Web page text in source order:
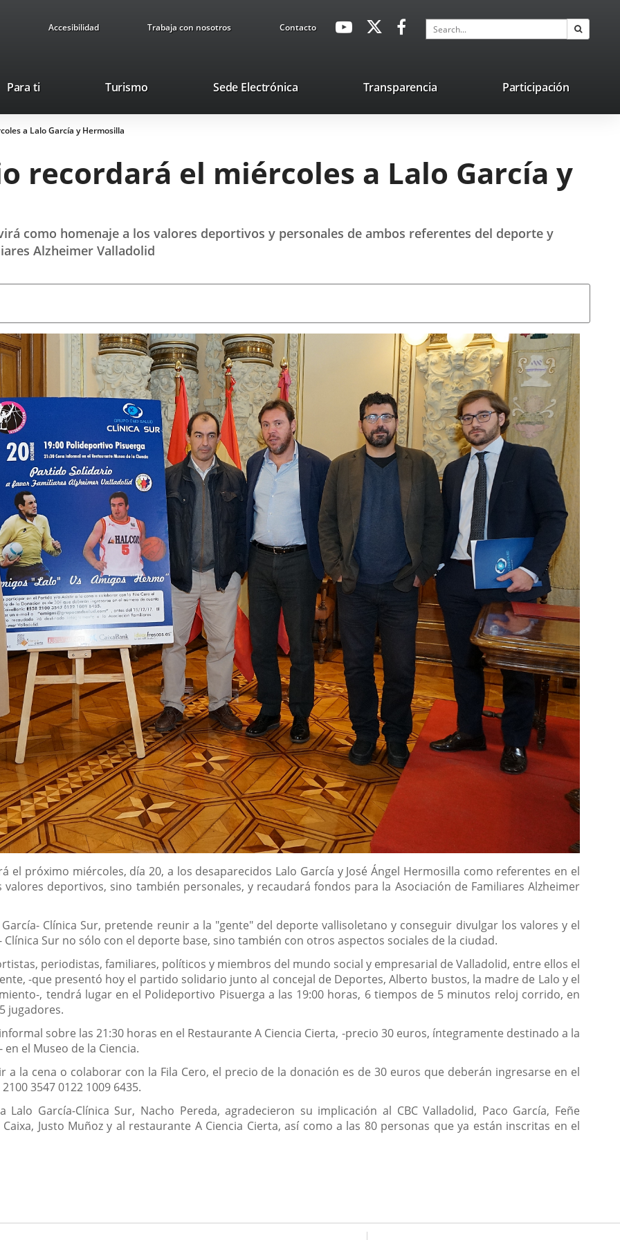
Accesibilidad Trabaja con nosotros ContactoavaHeaderSocial
Link
Link
application.
application.
Search
Para ti TurismoThis
will
pop-
Sede ElectrónicaLink
external
Transparencia Participación
a Lalo García y Hermosilla
recordará el miércoles a Lalo García y
como homenaje a los valores deportivos y personales de ambos referentes del deporte y
Alzheimer Valladolid
el próximo miércoles, día 20, a los desaparecidos Lalo García y José Ángel Hermosilla como referentes en el
deportivos, sino también personales, y recaudará fondos para la Asociación de Familiares Alzheimer
Clínica Sur, pretende reunir a la "gente" del deporte vallisoletano y conseguir divulgar los valores y el
Sur no sólo con el deporte base, sino también con otros aspectos sociales de la ciudad.
periodistas, familiares, políticos y miembros del mundo social y empresarial de Valladolid, entre ellos el
-que presentó hoy el partido solidario junto al concejal de Deportes, Alberto bustos, la madre de Lalo y el
, tendrá lugar en el Polideportivo Pisuerga a las 19:00 horas, 6 tiempos de 5 minutos reloj corrido, en
jugadores.
sobre las 21:30 horas en el Restaurante A Ciencia Cierta, -precio 30 euros, íntegramente destinado a la
el Museo de la Ciencia.
la cena o colaborar con la Fila Cero, el precio de la donación es de 30 euros que deberán ingresarse en el
3547 0122 1009 6435.
García-Clínica Sur, Nacho Pereda, agradecieron su implicación al CBC Valladolid, Paco García, Feñe
Justo Muñoz y al restaurante A Ciencia Cierta, así como a las 80 personas que ya están inscritas en el